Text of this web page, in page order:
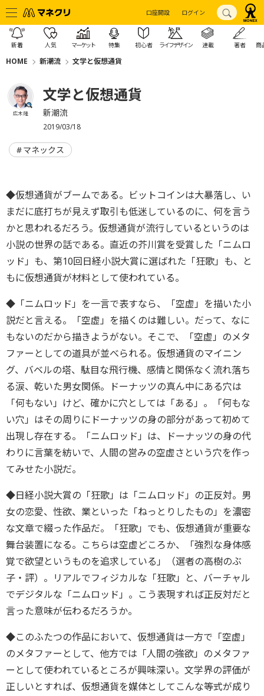
口座開設 ログイン
新着 人気 マーケット 特集 初心者 ライフデザイン 連載 著者 商
HOME 新潮流 文学と仮想通貨
広木 隆
文学と仮想通貨
新潮流
2019/03/18
マネックス
◆仮想通貨がブームである。ビットコインは大暴落し、い
まだに底打ちが見えず取引も低迷しているのに、何を言う
かと思われるだろう。仮想通貨が流行しているというのは
小説の世界の話である。直近の芥川賞を受賞した「ニムロ
ッド」も、第10回日経小説大賞に選ばれた「狂歌」も、と
もに仮想通貨が材料として使われている。
◆「ニムロッド」を一言で表すなら、「空虚」を描いた小
説だと言える。「空虚」を描くのは難しい。だって、なに
もないのだから描きようがない。そこで、「空虚」のメタ
ファーとしての道具が並べられる。仮想通貨のマイニン
グ、バベルの塔、駄目な飛行機、感情と関係なく流れ落ち
る涙、乾いた男女関係。ドーナッツの真ん中にある穴は
「何もない」けど、確かに穴としては「ある」。「何もな
い穴」はその周りにドーナッツの身の部分があって初めて
出現し存在する。「ニムロッド」は、ドーナッツの身の代
わりに言葉を紡いで、人間の営みの空虚さという穴を作っ
てみせた小説だ。
◆日経小説大賞の「狂歌」は「ニムロッド」の正反対。男
女の恋愛、性欲、業といった「ねっとりしたもの」を濃密
な文章で綴った作品だ。「狂歌」でも、仮想通貨が重要な
舞台装置になる。こちらは空虚どころか、「強烈な身体感
覚で欲望というものを追求している」（選者の高樹のぶ
子・評）。リアルでフィジカルな「狂歌」と、バーチャル
でデジタルな「ニムロッド」。こう表現すれば正反対だと
言った意味が伝わるだろうか。
◆このふたつの作品において、仮想通貨は一方で「空虚」
のメタファーとして、他方では「人間の強欲」のメタファ
ーとして使われているところが興味深い。文学界の評価が
正しいとすれば、仮想通貨を媒体としてこんな等式が成り